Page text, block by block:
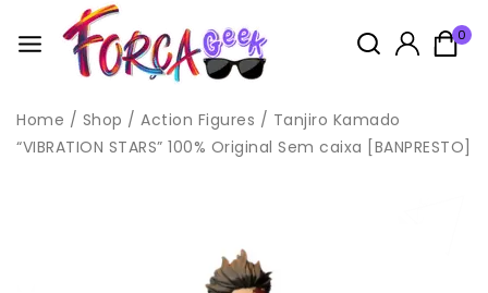
0
Home / Shop / Action Figures / Tanjiro Kamado
“VIBRATION STARS” 100% Original Sem caixa [BANPRESTO]